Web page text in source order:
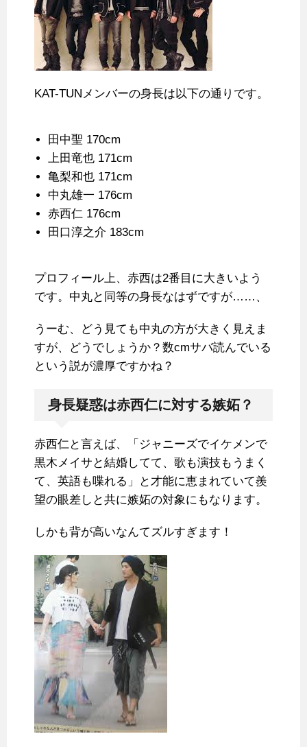
KAT-TUNメンバーの身長は以下の通りです。
田中聖 170cm
上田竜也 171cm
亀梨和也 171cm
中丸雄一 176cm
赤西仁 176cm
田口淳之介 183cm
プロフィール上、赤西は2番目に大きいよう
です。中丸と同等の身長なはずですが……、
うーむ、どう見ても中丸の方が大きく見えま
すが、どうでしょうか？数cmサバ読んでいる
という説が濃厚ですかね？
身長疑惑は赤西仁に対する嫉妬？
赤西仁と言えば、「ジャニーズでイケメンで
黒木メイサと結婚してて、歌も演技もうまく
て、英語も喋れる」と才能に恵まれていて羨
望の眼差しと共に嫉妬の対象にもなります。
しかも背が高いなんてズルすぎます！